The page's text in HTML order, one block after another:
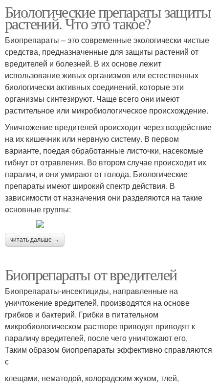
Биологические препараты защиты
растений. Что это такое?
Биопрепараты – это современные экологически чистые
средства, предназначенные для защиты растений от
вредителей и болезней. В их основе лежит
использование живых организмов или естественных
биологически активных соединений, которые эти
организмы синтезируют. Чаще всего они имеют
растительное или микробиологическое происхождение.
Уничтожение вредителей происходит через воздействие
на их кишечник или нервную систему. В первом
варианте, поедая обработанные листочки, насекомые
гибнут от отравления. Во втором случае происходит их
паралич, и они умирают от голода. Биологические
препараты имеют широкий спектр действия. В
зависимости от назначения они разделяются на такие
основные группы:
читать дальше →
Биопрепараты от вредителей
Биопрепараты-инсектициды, направленные на
уничтожение вредителей, производятся на основе
грибков и бактерий. Грибки в питательном
микробиологическом растворе приводят приводят к
параличу вредителей, после чего уничтожают его.
Таким образом биопрепараты эффективно справляются
с
клещами, нематодой, колорадским жуком, тлей,